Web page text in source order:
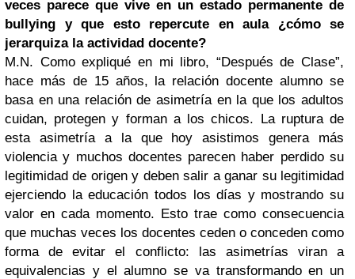
veces parece que vive en un estado permanente de
bullying y que esto repercute en aula ¿cómo se
jerarquiza la actividad docente?
M.N. Como expliqué en mi libro, “Después de Clase”,
hace más de 15 años, la relación docente alumno se
basa en una relación de asimetría en la que los adultos
cuidan, protegen y forman a los chicos. La ruptura de
esta asimetría a la que hoy asistimos genera más
violencia y muchos docentes parecen haber perdido su
legitimidad de origen y deben salir a ganar su legitimidad
ejerciendo la educación todos los días y mostrando su
valor en cada momento. Esto trae como consecuencia
que muchas veces los docentes ceden o conceden como
forma de evitar el conflicto: las asimetrías viran a
equivalencias y el alumno se va transformando en un